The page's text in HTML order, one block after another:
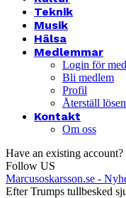
Teknik
Musik
Hälsa
Medlemmar
Login för
Bli medlem
Profil
Återställ
Kontakt
Om oss
Have an existing account?
Follow US
Marcusoskarsson.se -
Efter Trumps tullbesked